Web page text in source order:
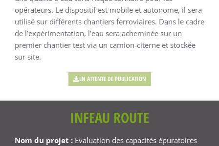
opérateurs. Le dispositif est mobile et autonome, il sera
utilisé sur différents chantiers ferroviaires. Dans le cadre
de l’expérimentation, l’eau sera acheminée sur un
premier chantier test via un camion-citerne et stockée
sur site.
EN ATTENTE DE PUBLICATION
INFEAU ROUTE
Nom du projet : Evaluation des capacités épuratoires